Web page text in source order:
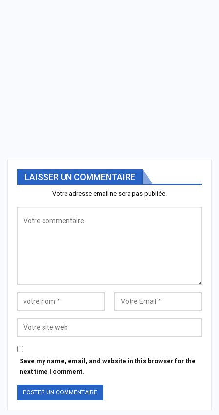
LAISSER UN COMMENTAIRE
Votre adresse email ne sera pas publiée.
Save my name, email, and website in this browser for the
next time I comment.